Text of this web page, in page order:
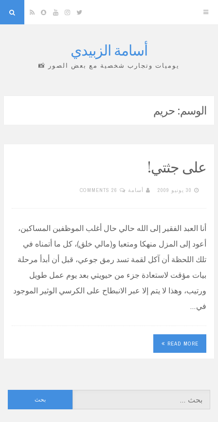
Twitter
Instagram
YouTube
Snapchat
RSS
أسامة الزبيدي
يوميات وتجارب شخصية مع بعض الصور 📸
الوسم: حريم
على جثتي!
30 يونيو 2009 أسامة 26 COMMENTS
أنا العبد الفقير إلى الله حالي حال أغلب الموظفين المساكين،
أعود إلى المزل منهكا ومتعبا و(مالي خلق)، كل ما أتمناه في
تلك اللحظة أن آكل لقمة تسد رمق جوعي، قبل أن أبدأ مرحلة
بيات مؤقت لاستعادة جزء من حيويتي بعد يوم عمل طويل
ورتيب، وهذا لا يتم إلا عبر الانبطاح على الكرسي الوثير الموجود
في…
READ MORE
عن: